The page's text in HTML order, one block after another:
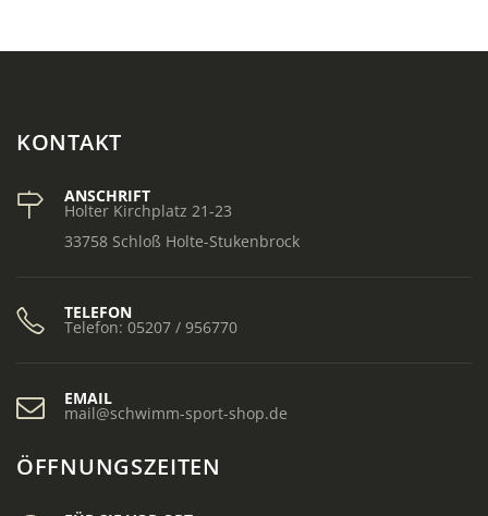
KONTAKT
ANSCHRIFT
Holter Kirchplatz 21-23
33758 Schloß Holte-Stukenbrock
TELEFON
Telefon: 05207 / 956770
EMAIL
mail@schwimm-sport-shop.de
ÖFFNUNGSZEITEN